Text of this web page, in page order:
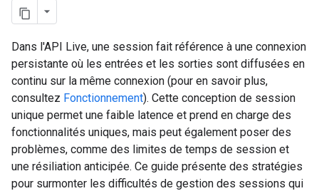
Dans l'API Live, une session fait référence à une connexion
persistante où les entrées et les sorties sont diffusées en
continu sur la même connexion (pour en savoir plus,
consultez Fonctionnement). Cette conception de session
unique permet une faible latence et prend en charge des
fonctionnalités uniques, mais peut également poser des
problèmes, comme des limites de temps de session et
une résiliation anticipée. Ce guide présente des stratégies
pour surmonter les difficultés de gestion des sessions qui